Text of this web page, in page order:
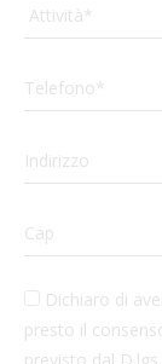
Dichiaro di
presto il